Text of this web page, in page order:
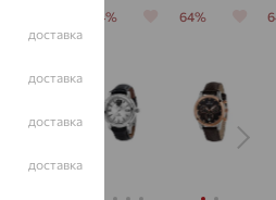
64% 64%
доставка
доставка
доставка
доставка